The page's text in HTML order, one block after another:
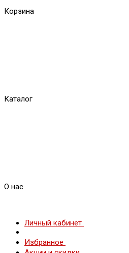
Корзина
Каталог
О нас
Личный кабинет
Избранное